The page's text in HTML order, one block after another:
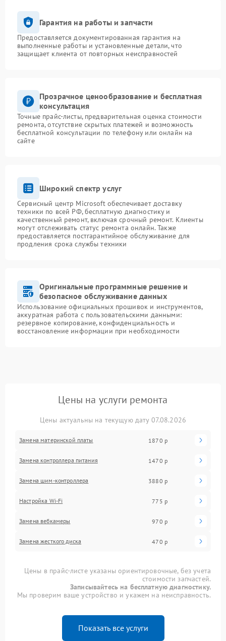
Гарантия на работы и запчасти
Предоставляется документированная гарантия на
выполненные работы и установленные детали, что
защищает клиента от повторных неисправностей
Прозрачное ценообразование и бесплатная
консультация
Точные прайс-листы, предварительная оценка стоимости
ремонта, отсутствие скрытых платежей и возможность
бесплатной консультации по телефону или онлайн на
сайте
Широкий спектр услуг
Сервисный центр Microsoft обеспечивает доставку
техники по всей РФ, бесплатную диагностику и
качественный ремонт, включая срочный ремонт. Клиенты
могут отслеживать статус ремонта онлайн. Также
предоставляется постгарантийное обслуживание для
продления срока службы техники
Оригинальные программные решение и
безопасное обслуживание данных
Использование официальных прошивок и инструментов,
аккуратная работа с пользовательскими данными:
резервное копирование, конфиденциальность и
восстановление информации при необходимости
Цены на услуги ремонта
Цены актуальны на текущую дату 07.08.2026
Замена материнской платы 1870 р
Замена контроллера питания 1470 р
Замена шим-контроллера 3880 р
Настройка Wi-Fi 775 р
Замена вебкамеры 970 р
Замена жесткого диска 470 р
Цены в прайс-листе указаны ориентировочные, без учета
стоимости запчастей.
Записывайтесь на бесплатную диагностику.
Мы проверим ваше устройство и укажем на неисправность.
Показать все услуги